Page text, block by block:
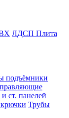
ЛДСП Плита
подъёмники
ст. панелей
Трубы